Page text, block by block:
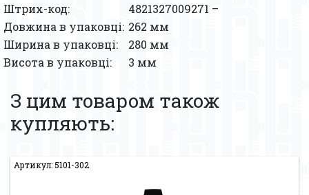
Штрих-код:
4821327009271 –
Довжина в упаковці: 262 мм
Ширина в упаковці:
280 мм
Висота в упаковці:
3 мм
З цим товаром також
купляють:
Артикул: 5101-302